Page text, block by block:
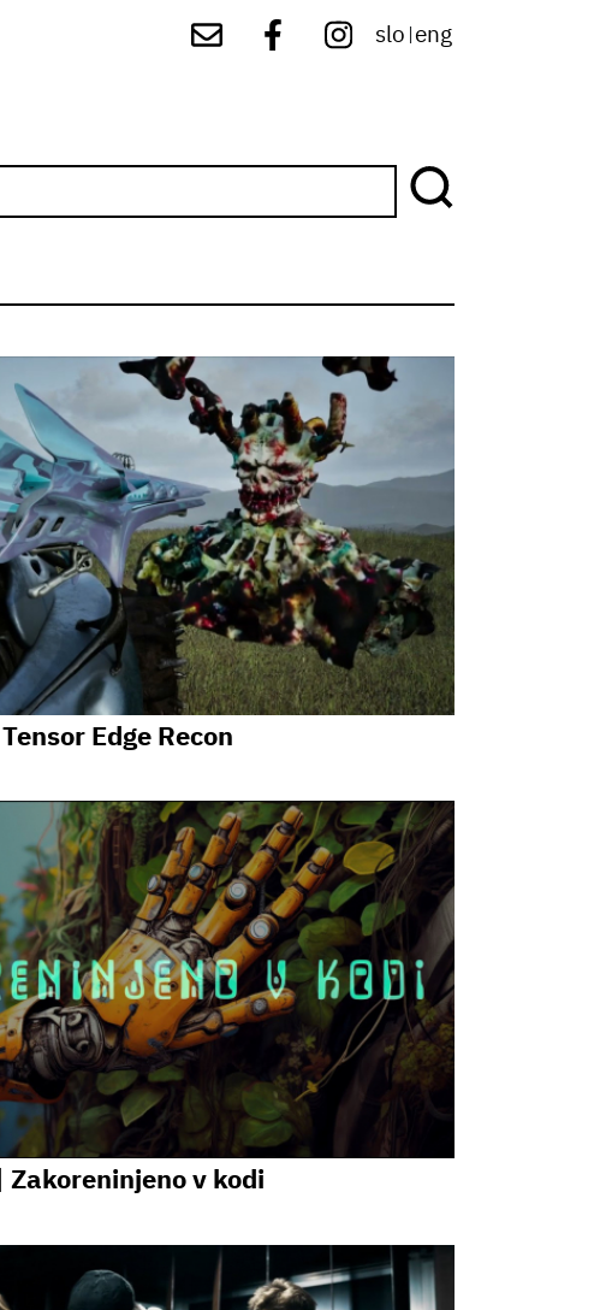
slo eng
Edge Recon
Zakoreninjeno v kodi